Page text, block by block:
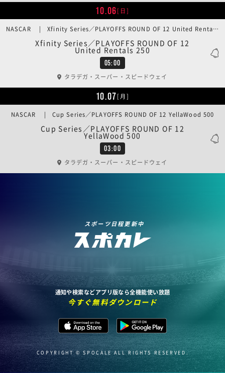
10.06[日]
05:00
Xfinity Series／PLAYOFFS ROUND OF 12
United Rentals 250
NASCAR | Xfinity Series／PLAYOFFS ROUND OF 12 United Rentals 250
タラデガ・スーパー・スピードウェイ
10.07[月]
03:00
Cup Series／PLAYOFFS ROUND OF 12
YellaWood 500
NASCAR | Cup Series／PLAYOFFS ROUND OF 12 YellaWood 500
タラデガ・スーパー・スピードウェイ
スポーツ日程更新中
通知や検索などアプリ版なら全機能使い放題
今すぐ無料ダウンロード
COPYRIGHT © SPOCALE ALL RIGHTS RESERVED.